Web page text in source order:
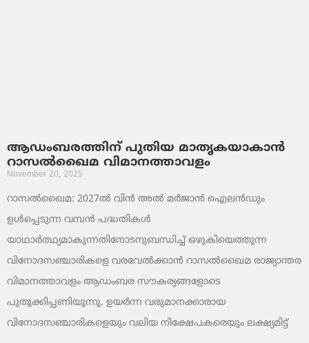
ആഡംബരത്തിന് പുതിയ മാതൃകയാകാൻ
റാസൽഖൈമ വിമാനത്താവളം
November 20, 2025
റാസൽഖൈമ: 2027ൽ വിൻ അൽ മർജാൻ ഐലൻഡും
ഉൾപ്പെടുന്ന വമ്പൻ പദ്ധതികൾ
യാഥാർത്ഥ്യമാകുന്നതിനോടനുബന്ധിച്ച് ഒഴുകിയെത്തുന്ന
വിനോദസഞ്ചാരികളെ വരവേൽക്കാൻ റാസൽഖൈമ രാജ്യാന്തര
വിമാനത്താവളം ആഡംബര സൗകര്യങ്ങളോടെ
പുതുക്കിപ്പണിയുന്നു. ഉയർന്ന വരുമാനക്കാരായ
വിനോദസഞ്ചാരികളെയും വലിയ നിക്ഷേപകരെയും ലക്ഷ്യമിട്ട്